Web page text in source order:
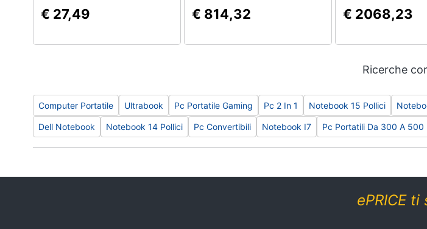
€ 27,49
39,6 cm (15.6") Full HD 16
GB DDR4-SDRAM 1 TB SSD
11 Home Blu
€ 814,32
(16") Full HD+ 16
SDRAM 512 GB
Pro Tedesco
€ 2068,23
Ricerche
Computer Portatile Ultrabook Pc Portatile Gaming Pc 2 In 1 Notebook 15 Pollici
Dell Notebook Notebook 14 Pollici Pc Convertibili Notebook I7 Pc Portatili Da 300 A 500
ePRICE ti